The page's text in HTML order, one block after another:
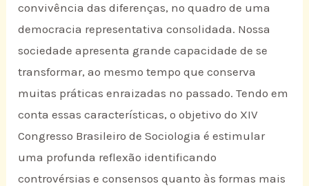
convivência das diferenças, no quadro de uma
democracia representativa consolidada. Nossa
sociedade apresenta grande capacidade de se
transformar, ao mesmo tempo que conserva
muitas práticas enraizadas no passado. Tendo em
conta essas características, o objetivo do XIV
Congresso Brasileiro de Sociologia é estimular
uma profunda reflexão identificando
controvérsias e consensos quanto às formas mais